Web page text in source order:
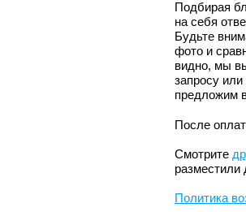
Подбирая
на себя
Будьте
фото и
видно, мы
запросу
предложим
После
Смотрите
Политика